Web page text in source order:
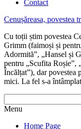
Contact
Cenușăreasa, povestea
Cu toții știm povestea
Grimm (faimoși și
Adormită”, „Hansel și
pentru „Scufita Roșie”,
Încălțat”), dar povestea
mici. La fel s-a
Menu
Home Page